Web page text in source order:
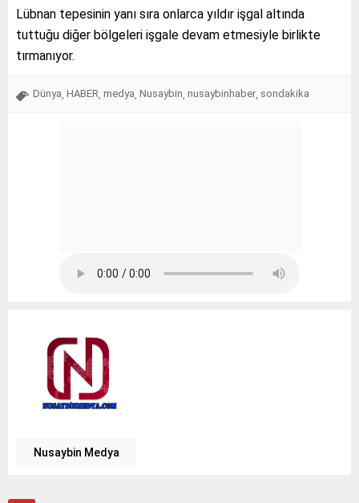
Lübnan tepesinin yanı sıra onlarca yıldır işgal altında
tuttuğu diğer bölgeleri işgale devam etmesiyle birlikte
tırmanıyor.
Dünya HABER medya Nusaybin nusaybinhaber sondakika
Nusaybin Medya